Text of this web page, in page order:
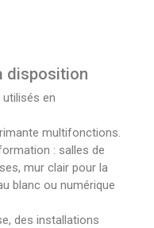
disposition
utilisés en
multifonctions.
: salles de
mur clair pour la
blanc ou numérique
des installations